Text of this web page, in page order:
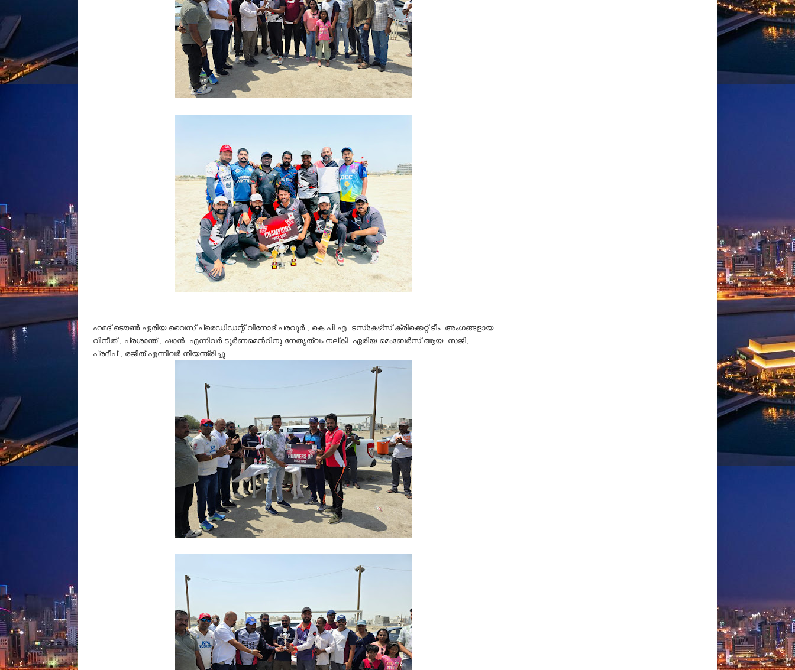
ഹമദ് ടൌൺ ഏരിയ വൈസ് പ്രെഡിഡന്റ് വിനോദ് പരവൂർ , കെ.പി.എ ടസ്‌കേഴ്‌സ് ക്രിക്കെറ്റ് ടീം അംഗങ്ങളായ
വിനീത് , പ്രശാന്ത് , ഷാൻ എന്നിവർ ടൂര്‍ണമെന്‍റിനു നേതൃത്വം നല്കി. ഏരിയ മെംബേർസ് ആയ സജി,
പ്രദീപ് , രജിത് എന്നിവര്‍ നിയന്ത്രിച്ചു.